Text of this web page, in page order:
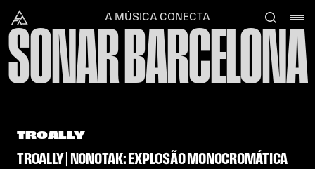
Alataj
A MÚSICA CONECTA
SONAR BARCELONA
TROALLY
TROALLY | NONOTAK: EXPLOSÃO MONOCROMÁTICA